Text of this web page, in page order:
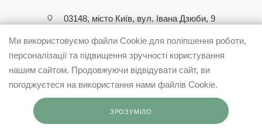
03148, місто Київ, вул. Івана Дзюби, 9
Ми використовуємо файли Cookie для поліпшення роботи,
персоналізації та підвищення зручності користування
нашим сайтом. Продовжуючи відвідувати сайт, ви
погоджуєтеся на використання нами файлів Cookie.
ЗРОЗУМІЛО